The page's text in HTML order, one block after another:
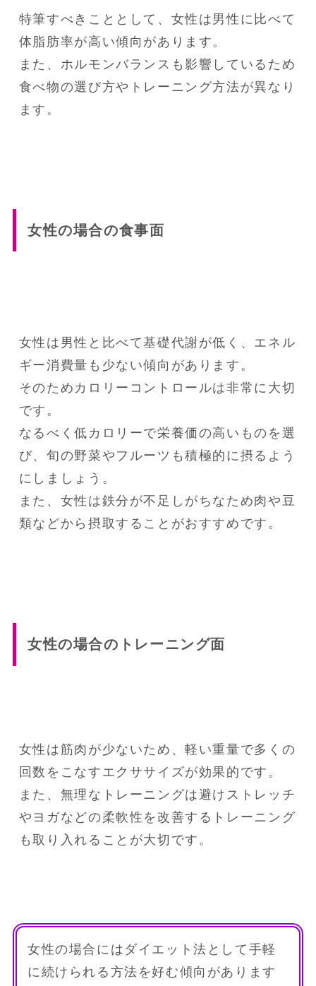
特筆すべきこととして、女性は男性に比べて
体脂肪率が高い傾向があります。
また、ホルモンバランスも影響しているため
食べ物の選び方やトレーニング方法が異なり
ます。
女性の場合の食事面
女性は男性と比べて基礎代謝が低く、エネル
ギー消費量も少ない傾向があります。
そのためカロリーコントロールは非常に大切
です。
なるべく低カロリーで栄養価の高いものを選
び、旬の野菜やフルーツも積極的に摂るよう
にしましょう。
また、女性は鉄分が不足しがちなため肉や豆
類などから摂取することがおすすめです。
女性の場合のトレーニング面
女性は筋肉が少ないため、軽い重量で多くの
回数をこなすエクササイズが効果的です。
また、無理なトレーニングは避けストレッチ
やヨガなどの柔軟性を改善するトレーニング
女性の場合にはダイエット法として手軽
に続けられる方法を好む傾向があります